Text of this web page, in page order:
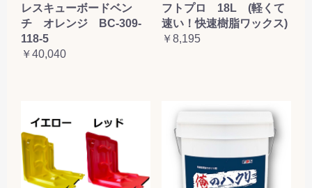
レスキューボードベン
チ オレンジ BC-309-
118-5
￥40,040
フトプロ 18L (軽くて
速い！快速樹脂ワックス)
￥8,195